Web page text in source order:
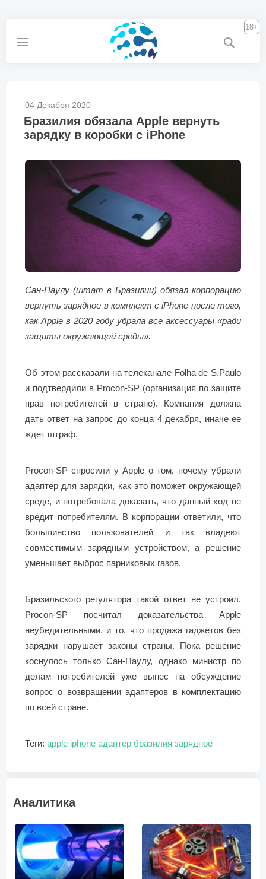
18+
04 Декабря 2020
Бразилия обязала Apple вернуть
зарядку в коробки с iPhone
Сан-Паулу (штат в Бразилии) обязал корпорацию
вернуть зарядное в комплект с iPhone после того,
как Apple в 2020 году убрала все аксессуары «ради
защиты окружающей среды».
Об этом рассказали на телеканале Folha de S.Paulo
и подтвердили в Procon-SP (организация по защите
прав потребителей в стране). Компания должна
дать ответ на запрос до конца 4 декабря, иначе ее
ждет штраф.
Procon-SP спросили у Apple о том, почему убрали
адаптер для зарядки, как это поможет окружающей
среде, и потребовала доказать, что данный ход не
вредит потребителям. В корпорации ответили, что
большинство пользователей и так владеют
совместимым зарядным устройством, а решение
уменьшает выброс парниковых газов.
Бразильского регулятора такой ответ не устроил.
Procon-SP посчитал доказательства Apple
неубедительными, и то, что продажа гаджетов без
зарядки нарушает законы страны. Пока решение
коснулось только Сан-Паулу, однако министр по
делам потребителей уже вынес на обсуждение
вопрос о возвращении адаптеров в комплектацию
по всей стране.
Теги: apple iphone адаптер бразилия зарядное
Аналитика